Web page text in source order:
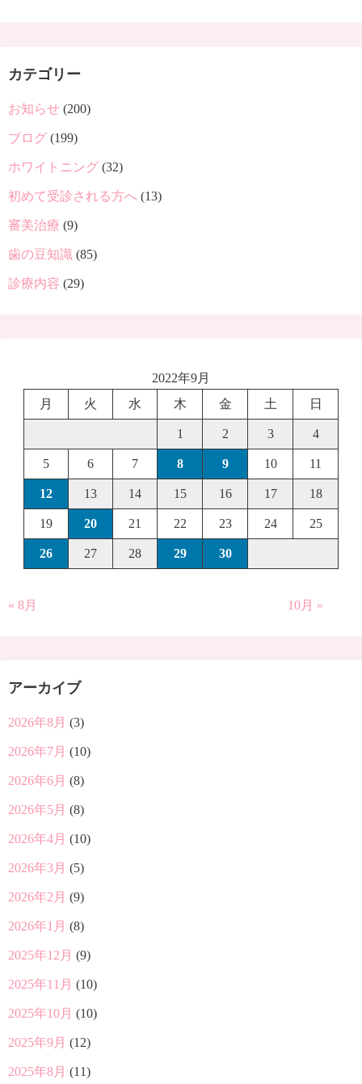
カテゴリー
お知らせ (200)
ブログ (199)
ホワイトニング (32)
初めて受診される方へ (13)
審美治療 (9)
歯の豆知識 (85)
診療内容 (29)
2022年9月
月
火 水 木 金 土 日
1 2 3 4
5 6 7 8 9 10 11
12 13 14 15 16 17 18
19 20 21 22 23 24 25
26 27 28 29 30
« 8月 10月 »
アーカイブ
2026年8月 (3)
2026年7月 (10)
2026年6月 (8)
2026年5月 (8)
2026年4月 (10)
2026年3月 (5)
2026年2月 (9)
2026年1月 (8)
2025年12月 (9)
2025年11月 (10)
2025年10月 (10)
2025年9月 (12)
2025年8月 (11)